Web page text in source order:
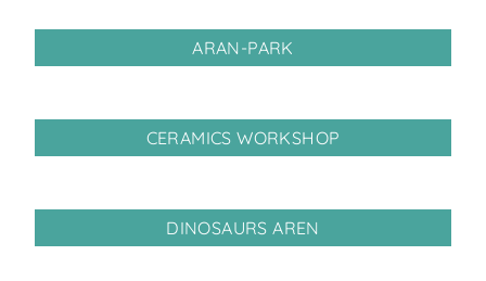
ARAN-PARK
CERAMICS WORKSHOP
DINOSAURS AREN